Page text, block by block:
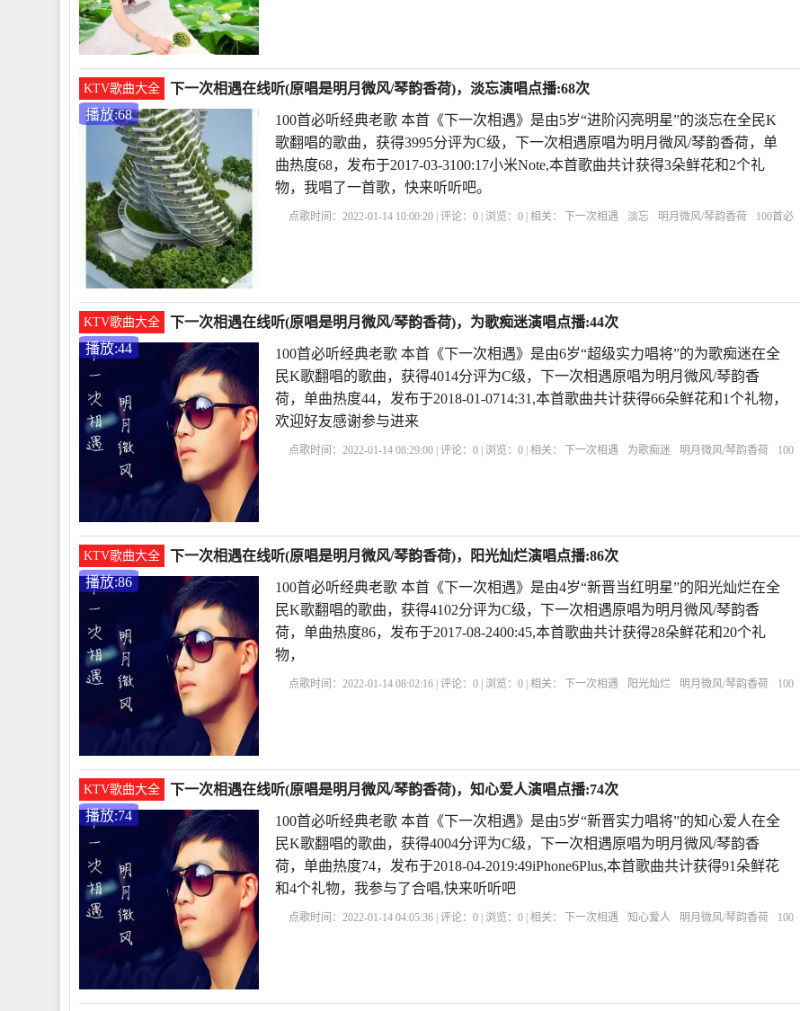
KTV歌曲大全
下一次相遇在线听(原唱是明月微风/琴韵香荷)，淡忘演唱点播:68次
播放:68
100首必听经典老歌 本首《下一次相遇》是由5岁“进阶闪亮明星”的淡忘在全民K
歌翻唱的歌曲，获得3995分评为C级，下一次相遇原唱为明月微风/琴韵香荷，单
曲热度68，发布于2017-03-3100:17小米Note,本首歌曲共计获得3朵鲜花和2个礼
物，我唱了一首歌，快来听听吧。
点歌时间：2022-01-14 10:00:20 | 评论：0 | 浏览：0 | 相关： 下一次相遇 淡忘 明月微风/琴韵香荷
100首必
KTV歌曲大全
下一次相遇在线听(原唱是明月微风/琴韵香荷)，为歌痴迷演唱点播:44次
播放:44
100首必听经典老歌 本首《下一次相遇》是由6岁“超级实力唱将”的为歌痴迷在全
民K歌翻唱的歌曲，获得4014分评为C级，下一次相遇原唱为明月微风/琴韵香
荷，单曲热度44，发布于2018-01-0714:31,本首歌曲共计获得66朵鲜花和1个礼物，
欢迎好友感谢参与进来
点歌时间：2022-01-14 08:29:00 | 评论：0 | 浏览：0 | 相关： 下一次相遇 为歌痴迷 明月微风/琴韵香荷
100
KTV歌曲大全
下一次相遇在线听(原唱是明月微风/琴韵香荷)，阳光灿烂演唱点播:86次
播放:86
100首必听经典老歌 本首《下一次相遇》是由4岁“新晋当红明星”的阳光灿烂在全
民K歌翻唱的歌曲，获得4102分评为C级，下一次相遇原唱为明月微风/琴韵香
荷，单曲热度86，发布于2017-08-2400:45,本首歌曲共计获得28朵鲜花和20个礼
物，
点歌时间：2022-01-14 08:02:16 | 评论：0 | 浏览：0 | 相关： 下一次相遇 阳光灿烂 明月微风/琴韵香荷
100
KTV歌曲大全
下一次相遇在线听(原唱是明月微风/琴韵香荷)，知心爱人演唱点播:74次
播放:74
100首必听经典老歌 本首《下一次相遇》是由5岁“新晋实力唱将”的知心爱人在全
民K歌翻唱的歌曲，获得4004分评为C级，下一次相遇原唱为明月微风/琴韵香
荷，单曲热度74，发布于2018-04-2019:49iPhone6Plus,本首歌曲共计获得91朵鲜花
和4个礼物，我参与了合唱,快来听听吧
点歌时间：2022-01-14 04:05:36 | 评论：0 | 浏览：0 | 相关： 下一次相遇 知心爱人 明月微风/琴韵香荷
100